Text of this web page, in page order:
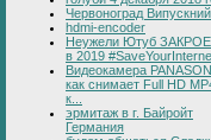
Червоноград
hdmi-encoder
Неужели Ютуб
в 2019
Видеокамера
как снимает Full HD
к...
эрмитаж в г. Байройт
Германия